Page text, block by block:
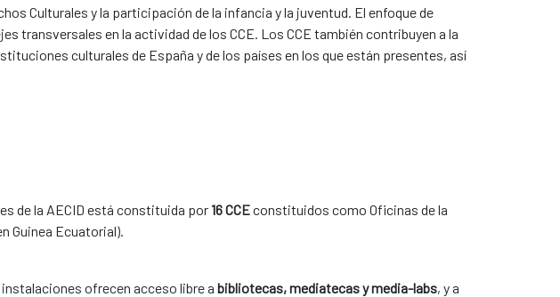
Culturales y la participación de la infancia y la juventud. El enfoque de
transversales en la actividad de los CCE. Los CCE también contribuyen a la
culturales de España y de los países en los que están presentes, así
de la AECID está constituida por 16 CCEconstituidos como Oficinas de la
Guinea Ecuatorial).
instalaciones ofrecen acceso libre a bibliotecas, mediatecas y media-labs, y a